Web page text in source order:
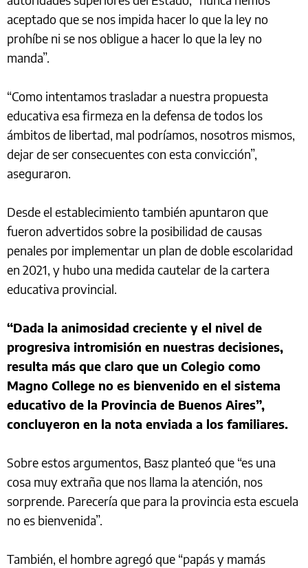
aceptado que se nos impida hacer lo que la ley no
prohíbe ni se nos obligue a hacer lo que la ley no
manda”.
“Como intentamos trasladar a nuestra propuesta
educativa esa firmeza en la defensa de todos los
ámbitos de libertad, mal podríamos, nosotros mismos,
dejar de ser consecuentes con esta convicción”,
aseguraron.
Desde el establecimiento también apuntaron que
fueron advertidos sobre la posibilidad de causas
penales por implementar un plan de doble escolaridad
en 2021, y hubo una medida cautelar de la cartera
educativa provincial.
“Dada la animosidad creciente y el nivel de
progresiva intromisión en nuestras decisiones,
resulta más que claro que un Colegio como
Magno College no es bienvenido en el sistema
educativo de la Provincia de Buenos Aires”,
concluyeron en la nota enviada a los familiares.
Sobre estos argumentos, Basz planteó que “es una
cosa muy extraña que nos llama la atención, nos
sorprende. Parecería que para la provincia esta escuela
no es bienvenida”.
También, el hombre agregó que “papás y mamás